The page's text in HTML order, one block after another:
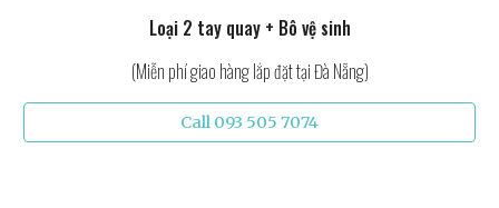
Loại 2 tay quay + Bô vệ sinh
(Miễn phí giao hàng lắp đặt tại Đà Nẵng)
Call 093 505 7074